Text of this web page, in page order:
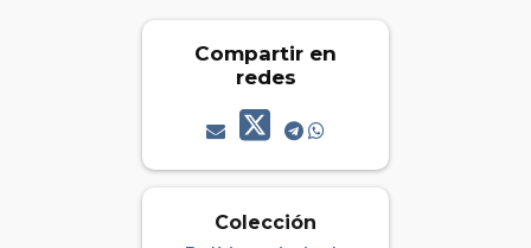
Compartir en
redes
Colección